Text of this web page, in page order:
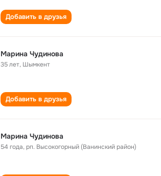
Добавить в друзья
Марина Чудинова
35 лет, Шымкент
Добавить в друзья
Марина Чудинова
54 года,рп. Высокогорный (Ванинский район)